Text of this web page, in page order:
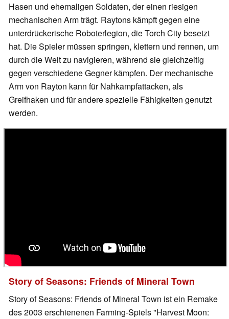
Hasen und ehemaligen Soldaten, der einen riesigen
mechanischen Arm trägt. Raytons kämpft gegen eine
unterdrückerische Roboterlegion, die Torch City besetzt
hat. Die Spieler müssen springen, klettern und rennen, um
durch die Welt zu navigieren, während sie gleichzeitig
gegen verschiedene Gegner kämpfen. Der mechanische
Arm von Rayton kann für Nahkampfattacken, als
Greifhaken und für andere spezielle Fähigkeiten genutzt
werden.
Story of Seasons: Friends of Mineral Town
Story of Seasons: Friends of Mineral Town ist ein Remake
des 2003 erschienenen Farming-Spiels "Harvest Moon: